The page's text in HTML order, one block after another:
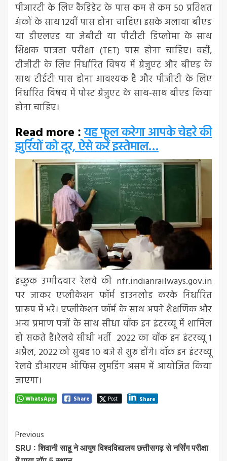
पीआरटी के लिए कैंडिडेट के पास कम से कम 50 प्रतिशत
अंकों के साथ 12वीं पास होना चाहिए। इसके अलावा बीएड
या डीएलएड या जेबीटी या पीटीटी डिप्लोमा के साथ
शिक्षक पात्रता परीक्षा (TET) पास होना चाहिए। वहीं,
टीजीटी के लिए निर्धारित विषय में ग्रेजुएट और बीएड के
साथ टीईटी पास होना आवश्यक है और पीजीटी के लिए
निर्धारित विषय में पोस्ट ग्रेजुएट के साथ-साथ बीएड किया
होना चाहिए।
Read more :यह फूल करेगा आपके चेहरे की
झुर्रियों को दूर, ऐसे करें इस्तेमाल…
​​​​​​​इच्छुक उम्मीदवार रेलवे की nfr.indianrailways.gov.in
पर जाकर एप्लीकेशन फॉर्म डाउनलोड करके निर्धारित
प्रारूप में भरें। एप्लीकेशन फॉर्म के साथ अपने शैक्षणिक और
अन्य प्रमाण पत्रों के साथ सीधा वॉक इन इंटरव्यू में शामिल
हो सकते हैं।रेलवे सीधी भर्ती 2022 का वॉक इन इंटरव्यू 1
अप्रैल, 2022 को सुबह 10 बजे से शुरू होंगे। वॉक इन इंटरव्यू
रेलवे डीआरएम ऑफिस लुमडिंग असम में आयोजित किया
जाएगा।
WhatsApp Share Post Share
Post
Navigation
Previous
SRU : शिवानी साहू ने आयुष विश्वविद्यालय छत्तीसगढ़ से नर्सिंग परीक्षा